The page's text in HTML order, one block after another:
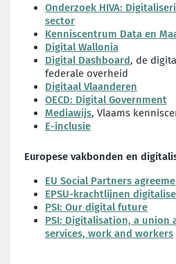
Onderzoek HIVA:
sector
Kenniscentrum Data en
Digital Wallonia
Digital Dashboard, de
federale overheid
Digitaal Vlaanderen
OECD: Digital Government
Mediawijs, Vlaams
E-inclusie
Europese vakbonden en
EU Social Partners
EPSU-krachtlijnen
PSI: Our digital future
PSI: Digitalisation, a
services, work and workers